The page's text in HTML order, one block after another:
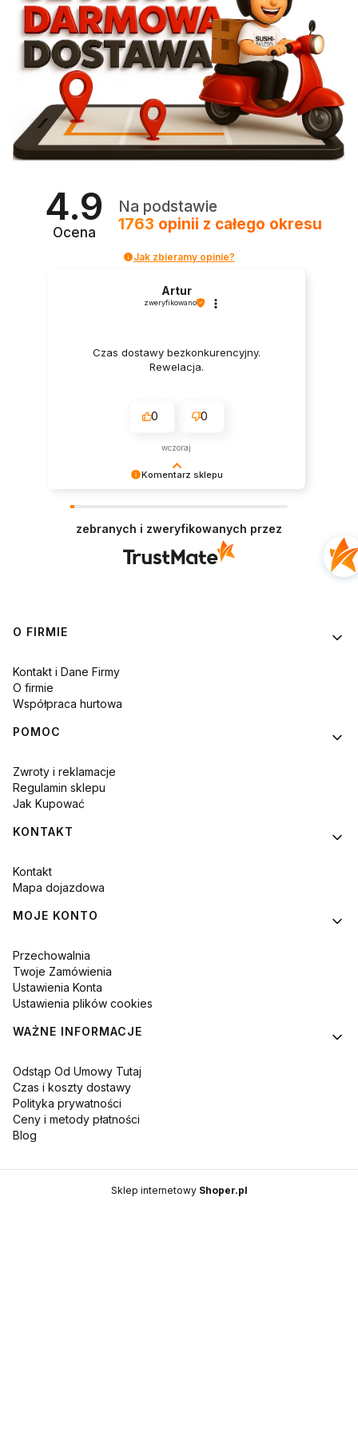
4.9
Ocena
Na podstawie
1763 opinii z całego okresu
Jak zbieramy opinie?
Komentarz sklepu
Artur
zweryfikowano
Czas dostawy bezkonkurencyjny.
Rewelacja.
0 0
wczoraj
zebranych i zweryfikowanych przez
Linki w stopce
O FIRMIE
Kontakt i Dane Firmy
O firmie
Współpraca hurtowa
POMOC
Zwroty i reklamacje
Regulamin sklepu
Jak Kupować
KONTAKT
Kontakt
Mapa dojazdowa
MOJE KONTO
Przechowalnia
Twoje Zamówienia
Ustawienia Konta
Ustawienia plików cookies
WAŻNE INFORMACJE
Odstąp Od Umowy Tutaj
Czas i koszty dostawy
Polityka prywatności
Ceny i metody płatności
Blog
Sklep internetowy Shoper.pl